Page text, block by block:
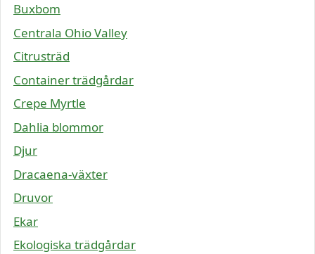
Buxbom
Centrala Ohio Valley
Citrusträd
Container trädgårdar
Crepe Myrtle
Dahlia blommor
Djur
Dracaena-växter
Druvor
Ekar
Ekologiska trädgårdar